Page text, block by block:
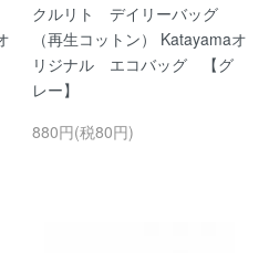
クルリト デイリーバッグ
（再生コットン） Katayamaオ
リジナル エコバッグ 【グ
レー】
880円(税80円)